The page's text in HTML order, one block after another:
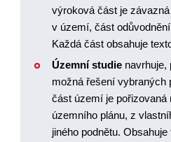
výroková část je
v území, část
Každá část obsahuje
Územní studie navrhuje,
možná řešení vybraných
část území je pořizovaná
územního plánu, z
jiného podnětu.